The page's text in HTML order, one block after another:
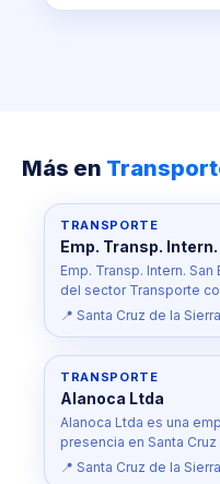
Más en
TRANSPORTE
Emp. Transp.
Emp. Transp. Intern.
del sector Transporte
📍 Santa Cruz de la
TRANSPORTE
Alanoca Ltda
Alanoca Ltda es una
presencia en Santa
📍 Santa Cruz de la